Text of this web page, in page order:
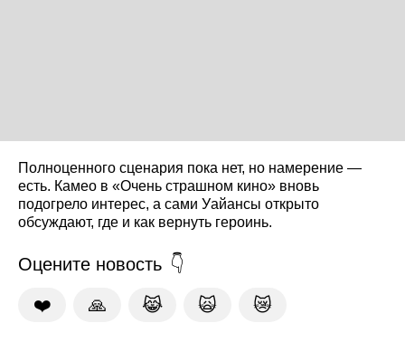
Полноценного сценария пока нет, но намерение —
есть. Камео в «Очень страшном кино» вновь
подогрело интерес, а сами Уайансы открыто
обсуждают, где и как вернуть героинь.
Оцените новость
❤️ 🙏 😹 🙀 😿